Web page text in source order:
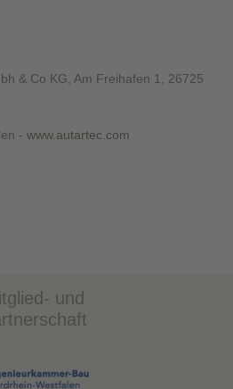
& Co KG, Am Freihafen 1, 26725
- www.autartec.com
und